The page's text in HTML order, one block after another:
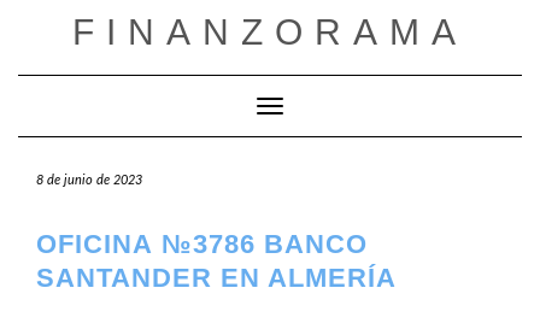
FINANZORAMA
Cambiar modo de navegación
8 de junio de 2023
OFICINA №3786 BANCO
SANTANDER EN ALMERÍA